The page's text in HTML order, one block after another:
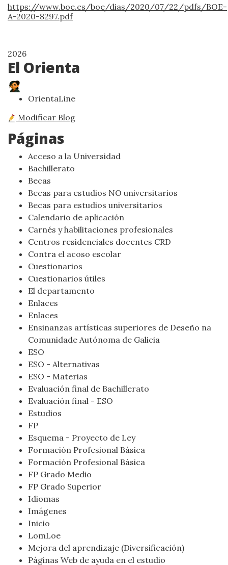
https://www.boe.es/boe/dias/2020/07/22/pdfs/BOE-
A-2020-8297.pdf
2026
El Orienta
OrientaLine
Modificar Blog
Páginas
Acceso a la Universidad
Bachillerato
Becas
Becas para estudios NO universitarios
Becas para estudios universitarios
Calendario de aplicación
Carnés y habilitaciones profesionales
Centros residenciales docentes CRD
Contra el acoso escolar
Cuestionarios
Cuestionarios útiles
El departamento
Enlaces
Enlaces
Ensinanzas artísticas superiores de Deseño na
Comunidade Autónoma de Galicia
ESO
ESO - Alternativas
ESO - Materias
Evaluación final de Bachillerato
Evaluación final - ESO
Estudios
FP
Esquema - Proyecto de Ley
Formación Profesional Básica
Formación Profesional Básica
FP Grado Medio
FP Grado Superior
Idiomas
Imágenes
Inicio
LomLoe
Mejora del aprendizaje (Diversificación)
Páginas Web de ayuda en el estudio